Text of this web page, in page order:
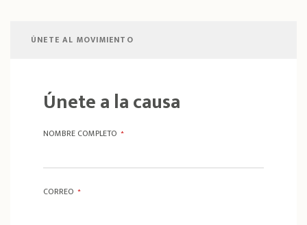
ÚNETE AL MOVIMIENTO
Únete a la causa
NOMBRE COMPLETO *
CORREO *